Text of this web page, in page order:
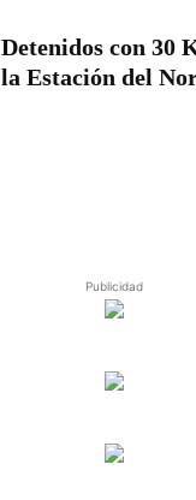
Detenidos con 30
la Estación del
Publicidad